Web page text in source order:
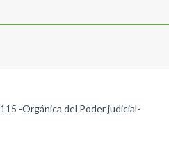
-Orgánica del Poder judicial-